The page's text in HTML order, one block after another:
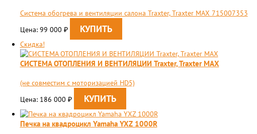
Система обогрева и вентиляции салона Traxter, Traxter MAX 715007353
Цена: 99 000 ₽
Скидка!
СИСТЕМА ОТОПЛЕНИЯ И ВЕНТИЛЯЦИИ Traxter, Traxter MAX
(не совместим с моторизацией HD5)
Цена: 186 000 ₽
Печка на квадроцикл Yamaha YXZ 1000R